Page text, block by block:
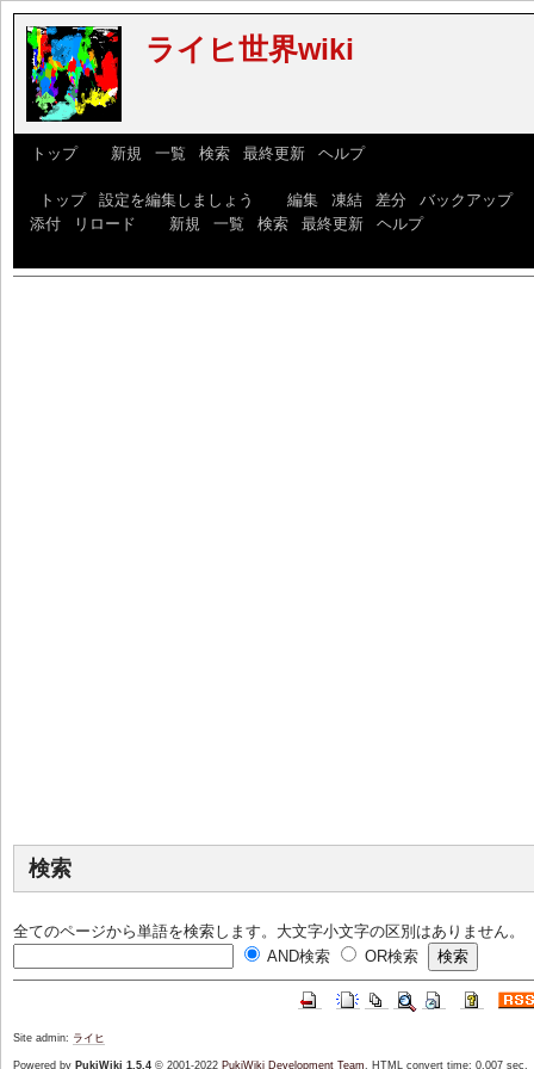
ライヒ世界wiki
トップ] [ 新規 一覧 検索| 最終更新| ヘルプ]
トップ| 設定を編集しましょう 編集| 凍結| 差分 バックアップ|
添付| リロード 新規 一覧 検索| 最終更新| ヘルプ]
検索
全てのページから単語を検索します。大文字小文字の区別はありません。
AND検索
OR検索
Site admin: ライヒ
Powered by PukiWiki 1.5.4© 2001-2022 PukiWiki Development Team. HTML convert time: 0.007 sec.